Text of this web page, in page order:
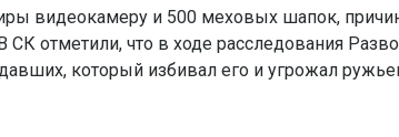
видеокамеру и 500 меховых шапок,
отметили, что в ходе расследования
который избивал его и угрожал